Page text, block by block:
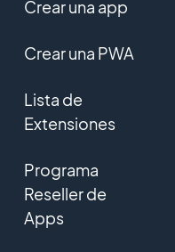
Crear una app
Crear una PWA
Lista de
Extensiones
Programa
Reseller de
Apps